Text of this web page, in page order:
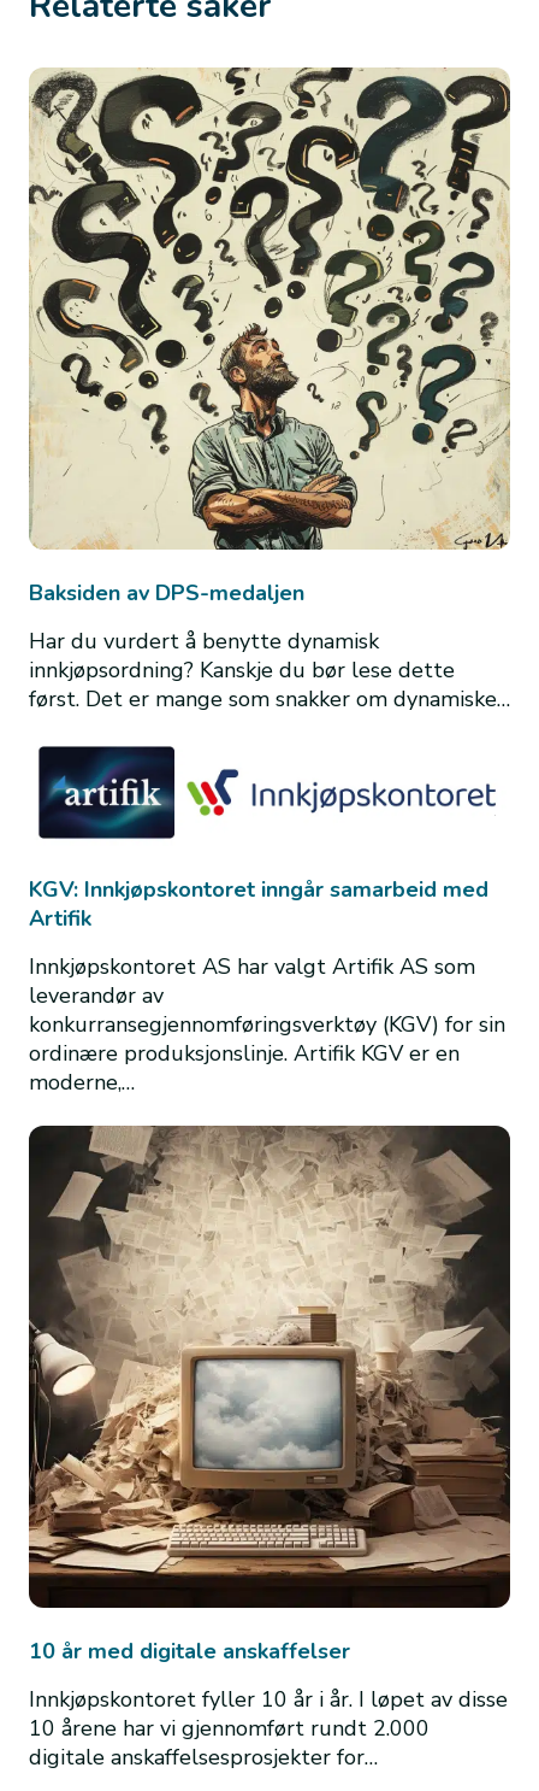
Baksiden av DPS-medaljen
Har du vurdert å benytte dynamisk
innkjøpsordning? Kanskje du bør lese dette
først. Det er mange som snakker om dynamiske…
KGV: Innkjøpskontoret inngår samarbeid med
Artifik
Innkjøpskontoret AS har valgt Artifik AS som
leverandør av
konkurransegjennomføringsverktøy (KGV) for sin
ordinære produksjonslinje. Artifik KGV er en
moderne,…
10 år med digitale anskaffelser
Innkjøpskontoret fyller 10 år i år. I løpet av disse
10 årene har vi gjennomført rundt 2.000
digitale anskaffelsesprosjekter for…